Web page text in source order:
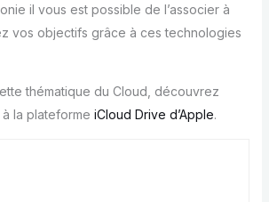
il vous est possible de l’associer à
vos objectifs grâce à ces technologies
thématique du Cloud, découvrez
la plateforme iCloud Drive d’Apple.